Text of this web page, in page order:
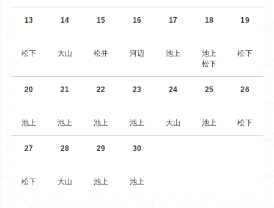
13
松下
14
大山
15
松井
16
河辺
17
池上
18
池上
松下
19
松下
20
池上
21
池上
22
池上
23
池上
24
大山
25
池上
26
松下
27
松下
28
大山
29
池上
30
池上